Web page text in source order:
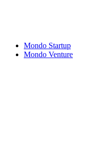
Mondo Startup
Mondo Venture